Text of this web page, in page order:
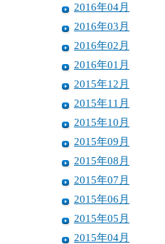
2016年04月
2016年03月
2016年02月
2016年01月
2015年12月
2015年11月
2015年10月
2015年09月
2015年08月
2015年07月
2015年06月
2015年05月
2015年04月